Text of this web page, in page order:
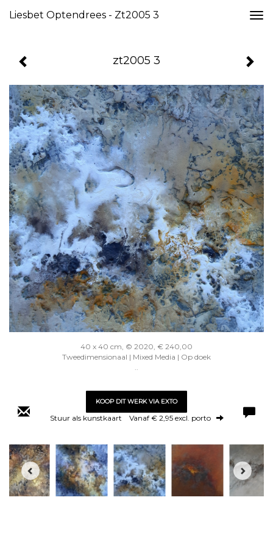
Liesbet Optendrees - Zt2005 3
zt2005 3
40 x 40 cm, © 2020, € 240,00
Tweedimensionaal | Mixed Media | Op doek
..
KOOP DIT WERK VIA EXTO
Stuur als kunstkaart Vanaf € 2,95 excl. porto